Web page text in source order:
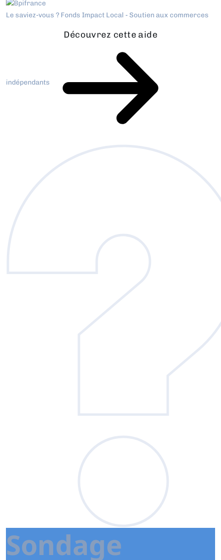
Le saviez-vous ? Fonds Impact Local - Soutien aux commerces
indépendants
Découvrez cette aide
Sondage